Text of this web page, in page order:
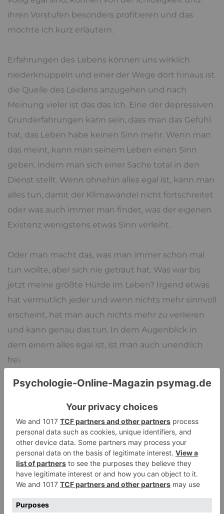
ihren Vorstufen besonders profitieren und das
möchte ich kurz erläutern.
Erfahrungen des Lebens können uns wirklich
niederknüppeln und einer der Wege dort hinaus ist
die Quelle des Leidens anzugehen und nach
Meinung vieler ist das das Ich. Eine der depressiven
Grunderfahrungen kann sein, dass man das Gefühl
hat, das Leben habe keinen Sinn mehr. Wenn man
das meint, kann man seinem Leben einen Sinn
geben, indem man sich einer Sache total in den
Dienst stellt. Wenn ohnehin alles egal ist, kann man
alles tun, damit der Klimawandel nicht fortschreitet
oder was auch immer man findet, was der eigenen
Existenz wenigstens etwas Sinn verleiht.
Oder man macht das, was man immer schon mal
tun wollte, aber sich nie getraut hat. Was war bis
jetzt meine größte Hürde im Leben? Irgend etwas
hat vermutlich jeder und wenn nichts mehr sinnvoll
erscheint, hat man auch nichts mehr zu verlieren
und kann genau das tun. In dem Augenblick in
dem einem alles egal ist, ist man auch unendlich
frei.
Ein bisschen mag man das kennen, wenn ein
Lebenstraum, mit dem man stark identifiziert war,
geplatzt ist. Eine Option für eine Liebe des Lebens,
einen intensiven Berufswunsch oder was auch
immer ist definitiv vorbei und man kann sich nicht
mehr vormachen, es würde vielleicht später noch
mal dazu kommen, der Traum ist aus. Die Straßen
die Welt hat sich äußerlich nicht verändert, doch